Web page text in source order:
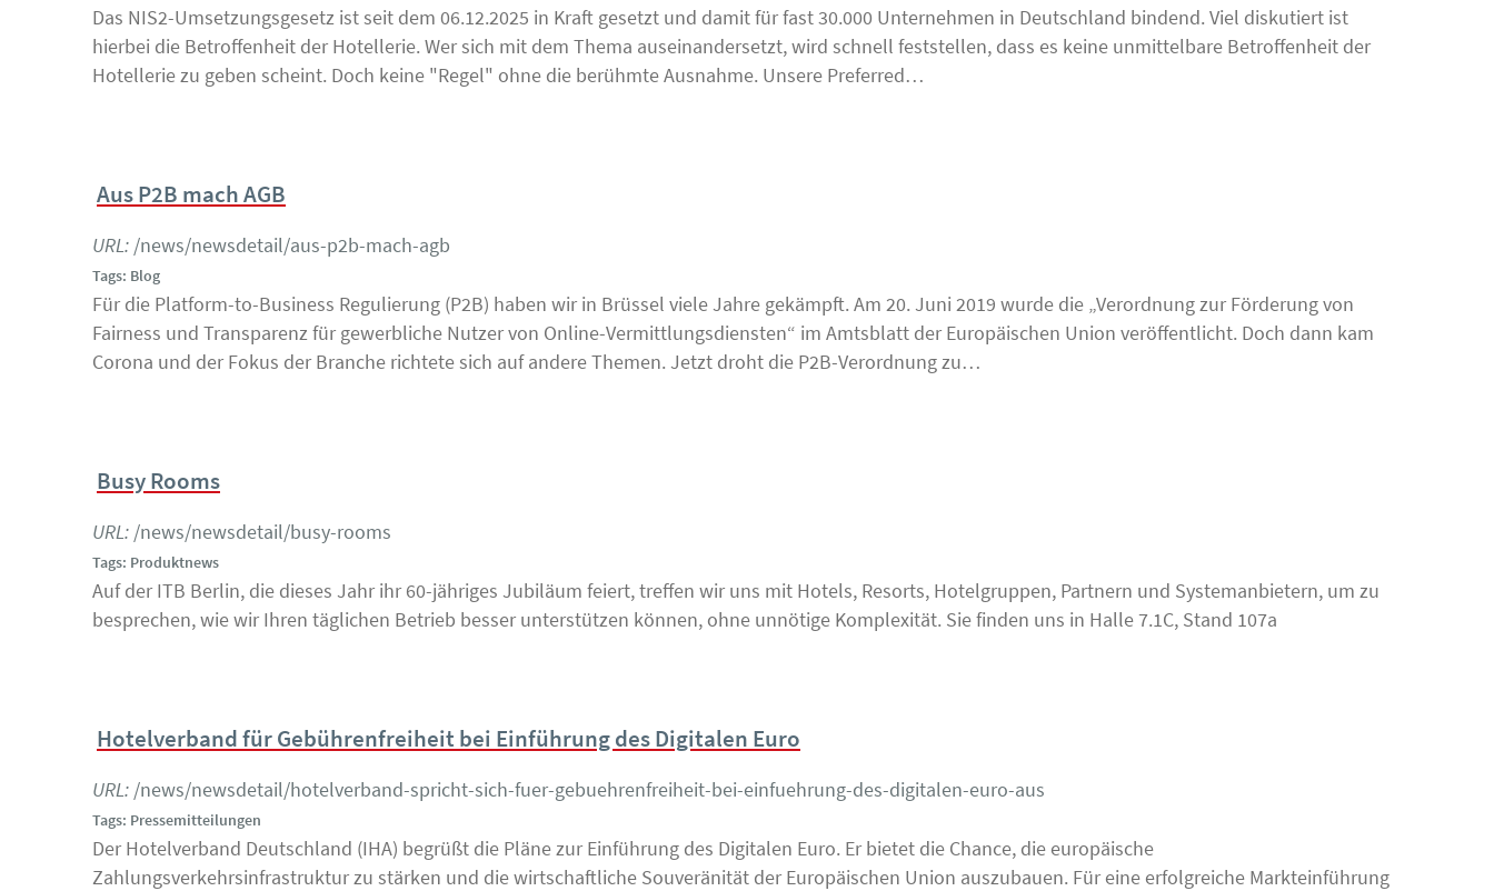
Das NIS2-Umsetzungsgesetz ist seit dem 06.12.2025 in Kraft gesetzt und damit für fast 30.000 Unternehmen in Deutschland bindend. Viel diskutiert ist
hierbei die Betroffenheit der Hotellerie. Wer sich mit dem Thema auseinandersetzt, wird schnell feststellen, dass es keine unmittelbare Betroffenheit der
Hotellerie zu geben scheint. Doch keine "Regel" ohne die berühmte Ausnahme. Unsere Preferred…
Aus P2B mach AGB
URL: /news/newsdetail/aus-p2b-mach-agb
Tags: Blog
Für die Platform-to-Business Regulierung (P2B) haben wir in Brüssel viele Jahre gekämpft. Am 20. Juni 2019 wurde die „Verordnung zur Förderung von
Fairness und Transparenz für gewerbliche Nutzer von Online-Vermittlungsdiensten“ im Amtsblatt der Europäischen Union veröffentlicht. Doch dann kam
Corona und der Fokus der Branche richtete sich auf andere Themen. Jetzt droht die P2B-Verordnung zu…
Busy Rooms
URL: /news/newsdetail/busy-rooms
Tags: Produktnews
Auf der ITB Berlin, die dieses Jahr ihr 60-jähriges Jubiläum feiert, treffen wir uns mit Hotels, Resorts, Hotelgruppen, Partnern und Systemanbietern, um zu
besprechen, wie wir Ihren täglichen Betrieb besser unterstützen können, ohne unnötige Komplexität. Sie finden uns in Halle 7.1C, Stand 107a
Hotelverband für Gebührenfreiheit bei Einführung des Digitalen Euro
URL: /news/newsdetail/hotelverband-spricht-sich-fuer-gebuehrenfreiheit-bei-einfuehrung-des-digitalen-euro-aus
Tags: Pressemitteilungen
Der Hotelverband Deutschland (IHA) begrüßt die Pläne zur Einführung des Digitalen Euro. Er bietet die Chance, die europäische
Zahlungsverkehrsinfrastruktur zu stärken und die wirtschaftliche Souveränität der Europäischen Union auszubauen. Für eine erfolgreiche Markteinführung